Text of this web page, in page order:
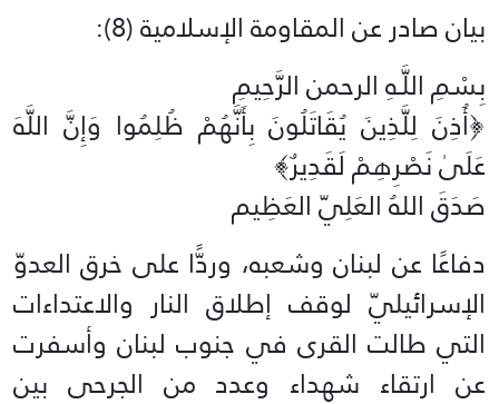
بيان صادر عن المقاومة الإسلامية (8):‏
بِسْمِ اللَّـهِ الرحمن الرَّحِيمِ
‏﴿أُذِنَ لِلَّذِينَ يُقَاتَلُونَ بِأَنَّهُمْ ظُلِمُوا وَإِنَّ اللَّهَ
عَلَىٰ نَصْرِهِمْ لَقَدِيرٌ﴾‏
صَدَقَ اللهُ العَلِيّ العَظِيم
دفاعًا عن لبنان وشعبه، وردًّا على خرق العدوّ
الإسرائيليّ لوقف إطلاق النار والاعتداءات
التي طالت القرى في جنوب لبنان وأسفرت
عن ارتقاء شهداء وعدد من الجرحى بين